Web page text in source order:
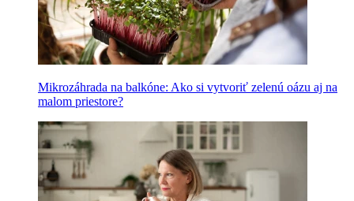
Mikrozáhrada na balkóne: Ako si vytvoriť zelenú oázu aj na
malom priestore?